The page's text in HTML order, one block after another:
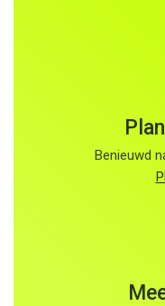
Benieuwd